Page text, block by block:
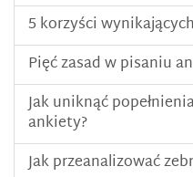
5 korzyści
Pięć zasad w pisaniu
Jak uniknąć
ankiety?
Jak przeanalizować